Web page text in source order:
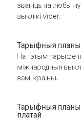
званіць на любы
выклікі Viber.
Тарыфныя планы
На гэтым тарыфе
міжнародныя
вамі краіны.
Тарыфныя планы
платай